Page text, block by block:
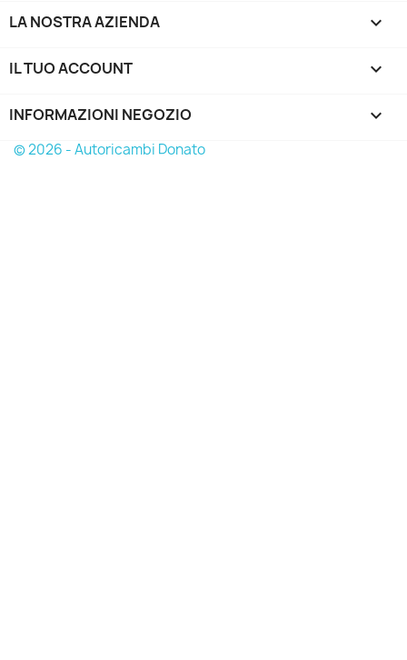
LA NOSTRA AZIENDA 
IL TUO ACCOUNT 
INFORMAZIONI NEGOZIO keyboard_arrow_down
© 2026 - Autoricambi Donato